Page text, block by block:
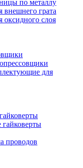
по металлу
внешнего грата
оксидного слоя
для
гайковерты
проводов